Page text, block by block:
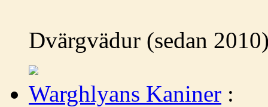
Dvärgvädur (sedan
Warghlyans Kaniner :